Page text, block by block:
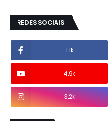
REDES SOCIAIS
1.1k
4.9k
3.2k